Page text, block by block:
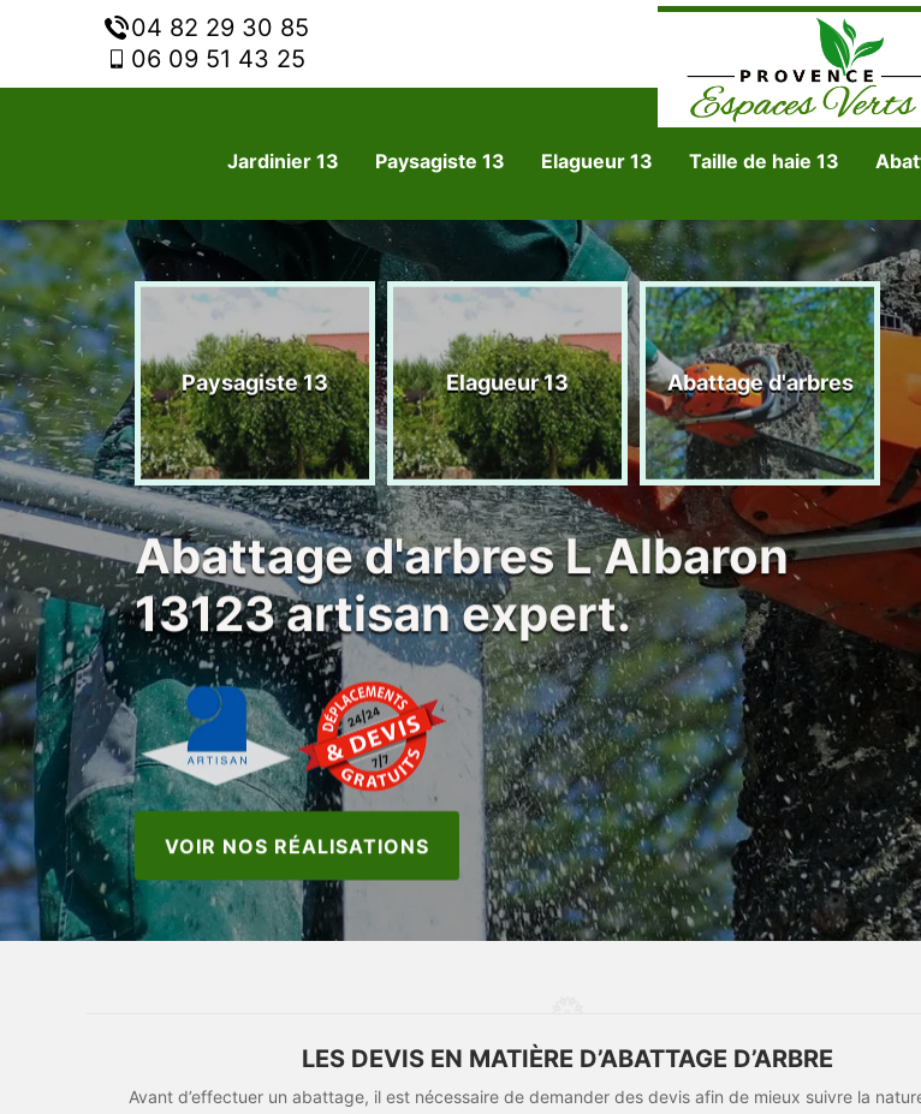
04 82 29 30 85
06 09 51 43 25
Jardinier 13 Paysagiste 13 Elagueur 13 Taille de haie 13
13 Paysagiste 13 Elagueur 13 Abattage d'arbres
Abattage d'arbres L Albaron
13123 artisan expert.
VOIR NOS RÉALISATIONS
LES DEVIS EN MATIÈRE D’ABATTAGE D’ARBRE
Avant d’effectuer un abattage, il est nécessaire de demander des devis afin de mieux suivre la